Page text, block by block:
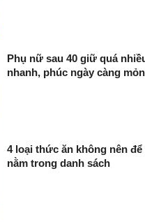
Phụ nữ sau 40 giữ quá
nhanh, phúc ngày càng
4 loại thức ăn không nên
nằm trong danh sách